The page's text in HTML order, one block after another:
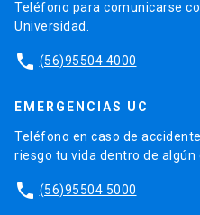
Teléfono para comunicarse
Universidad.
phone (56)95504 4000
EMERGENCIAS UC
Teléfono en caso de
riesgo tu vida dentro de algún
phone (56)95504 5000